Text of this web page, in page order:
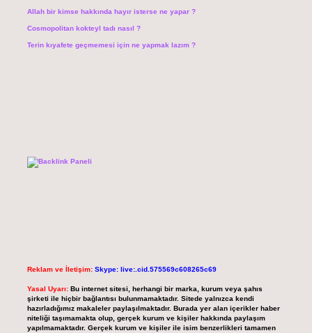
Allah bir kimse hakkında hayır isterse ne yapar ?
Cosmopolitan kokteyl tadı nasıl ?
Terin kıyafete geçmemesi için ne yapmak lazım ?
Reklam ve İletişim: Skype: live:.cid.575569c608265c69
Yasal Uyarı: Bu internet sitesi, herhangi bir marka, kurum veya şahıs
şirketi ile hiçbir bağlantısı bulunmamaktadır. Sitede yalnızca kendi
hazırladığımız makaleler paylaşılmaktadır. Burada yer alan içerikler haber
niteliği taşımamakta olup, gerçek kurum ve kişiler hakkında paylaşım
yapılmamaktadır. Gerçek kurum ve kişiler ile isim benzerlikleri tamamen